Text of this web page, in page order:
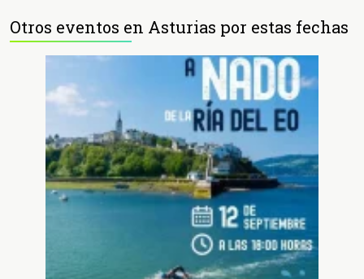
Otros eventos en Asturias por estas fechas